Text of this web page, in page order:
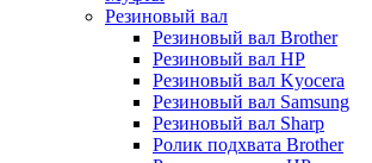
Резиновый вал
Резиновый вал Brother
Резиновый вал HP
Резиновый вал Kyocera
Резиновый вал Samsung
Резиновый вал Sharp
Ролик подхвата Brother